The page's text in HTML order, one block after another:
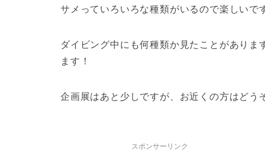
サメっていろいろな種類がいるので楽しいで
ダイビング中にも何種類か見たことがあり
ます！
企画展はあと少しですが、お近くの方はど
スポンサーリンク